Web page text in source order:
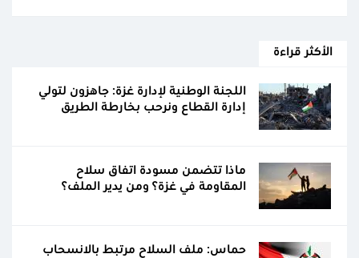
الأكثر قراءة
اللجنة الوطنية لإدارة غزة: جاهزون لتولي
إدارة القطاع ونرحب بخارطة الطريق
ماذا تتضمن مسودة اتفاق سلاح
المقاومة في غزة؟ ومن يدير الملف؟
حماس: ملف السلاح مرتبط بالانسحاب